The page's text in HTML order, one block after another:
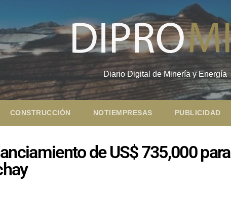
Diario Digital de Minería y Energía
CONSTRUCCIÓN NOTIEMPRESAS PUBLICIDAD
de US$ 735,000 para